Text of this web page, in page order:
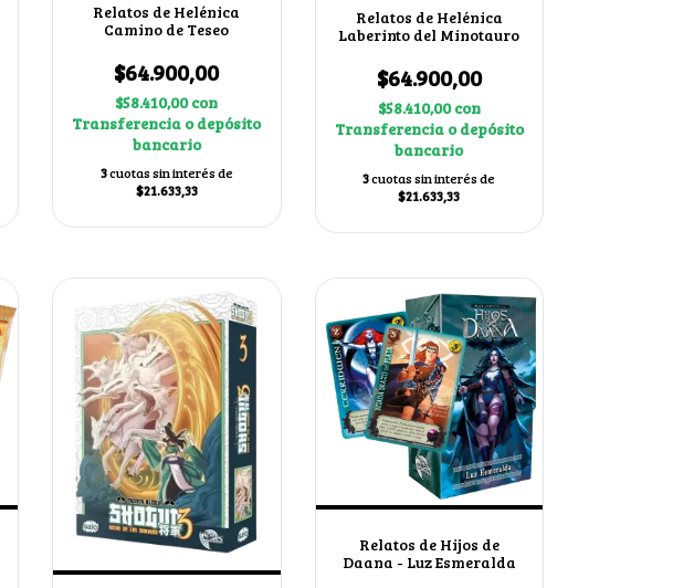
Relatos de Helénica
Camino de Teseo
$64.900,00
$58.410,00con
Transferencia o depósito
bancario
3cuotas sin interés de
$21.633,33
Relatos de Helénica
Laberinto del Minotauro
$64.900,00
$58.410,00con
Transferencia o depósito
bancario
3cuotas sin interés de
$21.633,33
Relatos de Hijos de
Daana - Luz Esmeralda